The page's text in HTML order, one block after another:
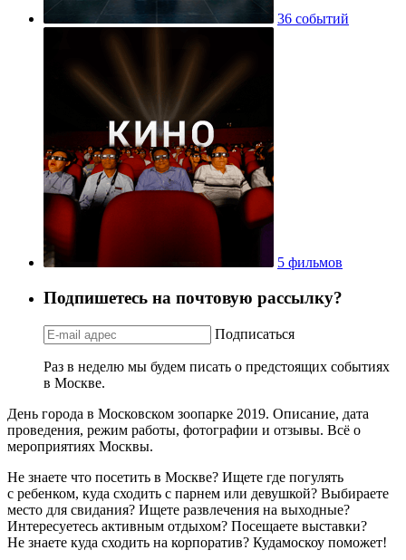
36 событий
5 фильмов
Подпишетесь на почтовую рассылку?
Подписаться
Раз в неделю мы будем писать о предстоящих событиях
в Москве.
День города в Московском зоопарке 2019. Описание, дата
проведения, режим работы, фотографии и отзывы. Всё о
мероприятиях Москвы.
Не знаете что посетить в Москве? Ищете где погулять
с ребенком, куда сходить с парнем или девушкой? Выбираете
место для свидания? Ищете развлечения на выходные?
Интересуетесь активным отдыхом? Посещаете выставки?
Не знаете куда сходить на корпоратив? Кудамоскоу поможет!